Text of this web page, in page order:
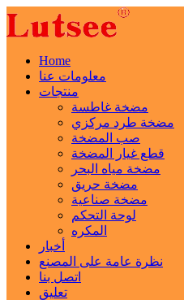
Home
معلومات عنا
منتجات
مضخة غاطسة
مضخة طرد مركزي
صب المضخة
قطع غيار المضخة
مضخة مياه البحر
مضخة حريق
مضخة صناعية
لوحة التحكم
المكره
أخبار
نظرة عامة على المصنع
اتصل بنا
تعليق